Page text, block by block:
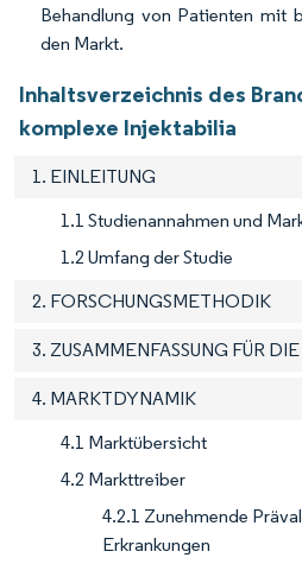
Behandlung von Patienten mit
den Markt.
Inhaltsverzeichnis des
komplexe Injektabilia
1. EINLEITUNG
1.1 Studienannahmen und
1.2 Umfang der Studie
2. FORSCHUNGSMETHODIK
3. ZUSAMMENFASSUNG FÜR
4. MARKTDYNAMIK
4.1 Marktübersicht
4.2 Markttreiber
4.2.1 Zunehmende
Erkrankungen